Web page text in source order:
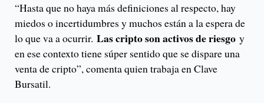
“Hasta que no haya más definiciones al respecto, hay
miedos o incertidumbres y muchos están a la espera de
lo que va a ocurrir. Las cripto son activos de riesgo y
en ese contexto tiene súper sentido que se dispare una
venta de cripto”, comenta quien trabaja en Clave
Bursatil.